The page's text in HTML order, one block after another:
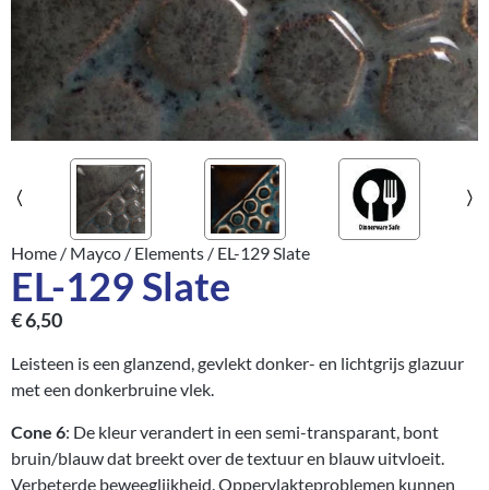
Home / Mayco / Elements / EL-129 Slate
EL-129 Slate
€6,50
Leisteen is een glanzend, gevlekt donker- en lichtgrijs glazuur
met een donkerbruine vlek.
Cone 6: De kleur verandert in een semi-transparant, bont
bruin/blauw dat breekt over de textuur en blauw uitvloeit.
Verbeterde beweeglijkheid. Oppervlakteproblemen kunnen